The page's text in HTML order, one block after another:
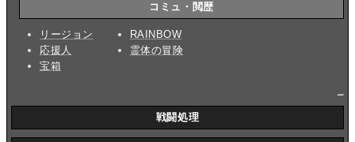
コミュ・閲歴
リージョン
応援人
宝箱
RAINBOW
霊体の冒険
戦闘処理